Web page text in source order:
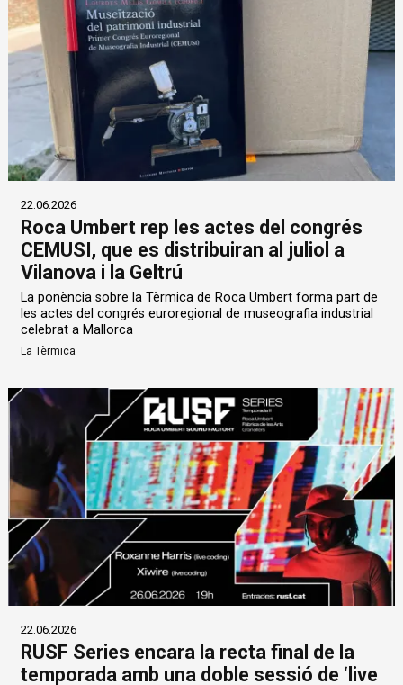
22.06.2026
Roca Umbert rep les actes del congrés
CEMUSI, que es distribuiran al juliol a
Vilanova i la Geltrú
La ponència sobre la Tèrmica de Roca Umbert forma part de
les actes del congrés euroregional de museografia industrial
celebrat a Mallorca
La Tèrmica
22.06.2026
RUSF Series encara la recta final de la
temporada amb una doble sessió de ‘live